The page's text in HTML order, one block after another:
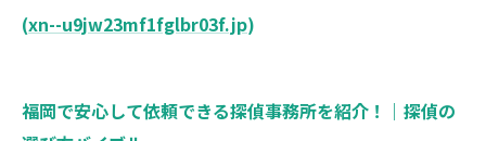
(xn--u9jw23mf1fglbr03f.jp)
福岡で安心して依頼できる探偵事務所を紹介！｜探偵の